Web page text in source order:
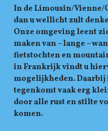
In de Limousin/Vienne/
dan u wellicht zult
Onze omgeving leent
maken van – lange –
fietstochten en
in Frankrijk vindt u
mogelijkheden. Daarbij
tegenkomt vaak erg
door alle rust en stilte
komen.